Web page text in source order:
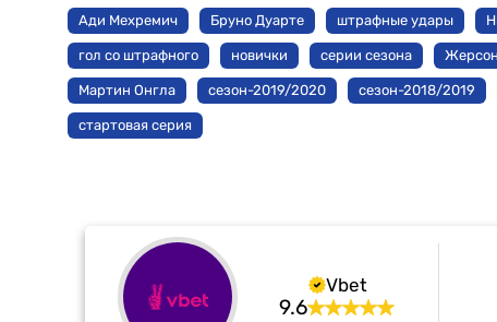
Ади Мехремич Бруно Дуарте штрафные удары
гол со штрафного новички серии сезона
Мартин Онгла сезон-2019/2020 сезон-2018/2019
стартовая серия
Vbet
9.6